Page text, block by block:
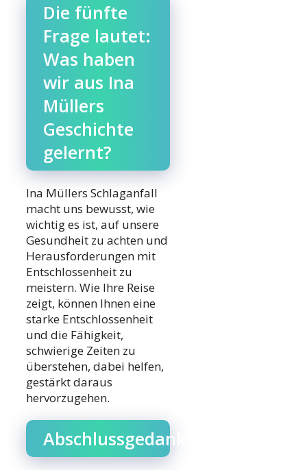
Die fünfte
Frage lautet:
Was haben
wir aus Ina
Müllers
Geschichte
gelernt?
Ina Müllers Schlaganfall
macht uns bewusst, wie
wichtig es ist, auf unsere
Gesundheit zu achten und
Herausforderungen mit
Entschlossenheit zu
meistern. Wie Ihre Reise
zeigt, können Ihnen eine
starke Entschlossenheit
und die Fähigkeit,
schwierige Zeiten zu
überstehen, dabei helfen,
gestärkt daraus
hervorzugehen.
Abschlussgedanken